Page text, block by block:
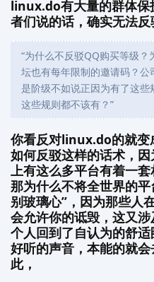
linux.do有大量的群体保
者们说的话，确实无法
“为什么不反驳QQ购买等级
坛也有每年限制的邀请码？
是阶级不如说正因为有了这
这些规则都不该有？”
你看反对linux.do的就变
如何反驳这样的话术，
上有这么多平台有着一
那为什么不将全世界的
别玻璃心”，因为那些人
会允许你的诋毁，这又
个人回到了自认为的舒
好听的声音，本能的就
此，